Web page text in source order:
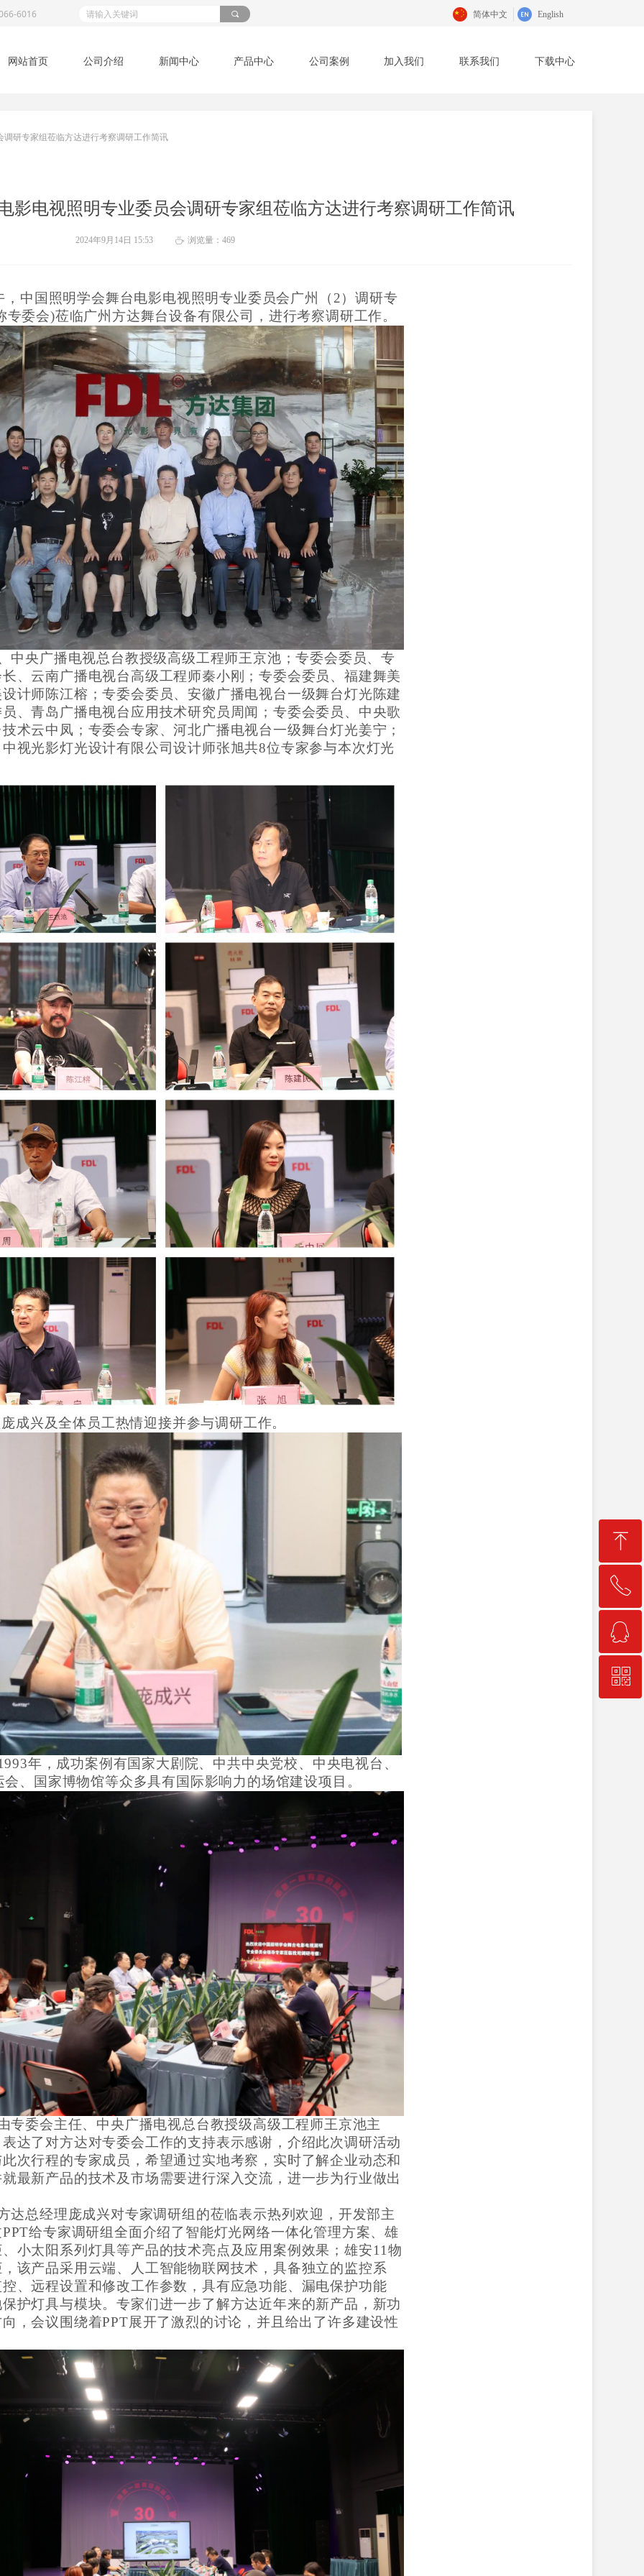
网站首页 公司介绍 新闻中心 产品中心 公司案例 加入我们 联系我们 下载中心
简体中文 English
6016 끠
影电视照明专业委员会调研专家组莅临方达进行考察调研工作简讯
研专家组莅临方达进行考察调研工作简讯
中国照明学会舞台电影电视照明专业委员会广州（ 2）调研专
专委会)莅临广州方达舞台设备有限公司，进行考察调研工作。
央广播电视总台教授级高级工程师王京池；专委会委员、专
、云南广播电视台高级工程师秦小刚；专委会委员、福建舞美
计师陈江榕；专委会委员、安徽广播电视台一级舞台灯光陈建
、青岛广播电视台应用技术研究员周闻；专委会委员、中央歌
术云中凤；专委会专家、河北广播电视台一级舞台灯光姜宁；
视光影灯光设计有限公司设计师张旭共8位专家参与本次灯光
成兴及全体员工热情迎接并参与调研工作。
年，成功案例有国家大剧院、中共中央党校、中央电视台、
、国家博物馆等众多具有国际影响力的场馆建设项目。
专委会主任、中央广播电视总台教授级高级工程师王京池主
达了对方达对专委会工作的支持表示感谢，介绍此次调研活动
次行程的专家成员，希望通过实地考察，实时了解企业动态和
最新产品的技术及市场需要进行深入交流，进一步为行业做出
达总经理 庞成兴对专家调研组的莅临表示热列欢迎， 开发部主
给专家调研组全面介绍了 智能灯光网络一体化管理方案、雄
小太阳系列灯具等产品的技术亮点及应用案例效果 ；雄安11物
该产品采用云端、人工智能物联网技术，具备独立的监控系
、远程设置和修改工作参数，具有应急功能、漏电保护功能
护灯具与模块。专家们进一步了解方达近年来的新产品，新功
，会议围绕着PPT展开了激烈的讨论，并且给出了许多建设性
2024年9月14日 15:53 ꄘ 浏览量： 469
ꁸ
回到顶部
ꂅ
ꁗ
QQ客服
ꀥ